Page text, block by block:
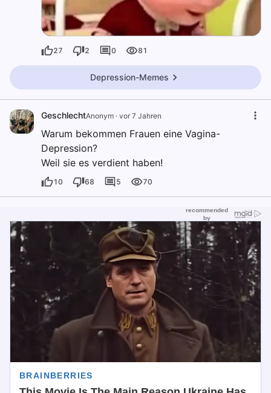
27 2 0 81
Depression-Memes
GeschlechtAnonym · vor 7 Jahren
Warum bekommen Frauen eine Vagina-
Depression?
Weil sie es verdient haben!
10 68 5 70